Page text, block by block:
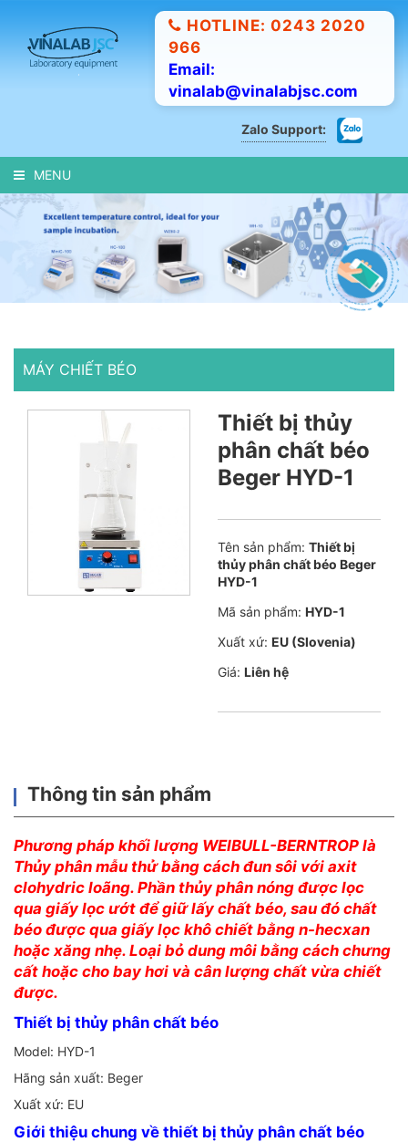
HOTLINE: 0243 2020
966
Email:
vinalab@vinalabjsc.com
Zalo Support:
MENU
MÁY CHIẾT BÉO
Thiết bị thủy
phân chất béo
Beger HYD-1
Tên sản phẩm: Thiết bị
thủy phân chất béo Beger
HYD-1
Mã sản phẩm: HYD-1
Xuất xứ: EU (Slovenia)
Giá: Liên hệ
Thông tin sản phẩm
Phương pháp khối lượng WEIBULL-BERNTROP là
Thủy phân mẫu thử bằng cách đun sôi với axit
clohydric loãng. Phần thủy phân nóng được lọc
qua giấy lọc ướt để giữ lấy chất béo, sau đó chất
béo được qua giấy lọc khô chiết bằng n-hecxan
hoặc xăng nhẹ. Loại bỏ dung môi bằng cách chưng
cất hoặc cho bay hơi và cân lượng chất vừa chiết
được.
Thiết bị thủy phân chất béo
Model: HYD-1
Hãng sản xuất: Beger
Xuất xứ: EU
Giới thiệu chung về thiết bị thủy phân chất béo